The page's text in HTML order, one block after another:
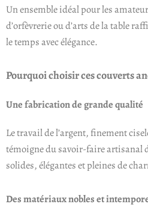
Un ensemble idéal pour les
d’orfèvrerie ou d’arts de la table
le temps avec élégance.
Pourquoi choisir ces couverts
Une fabrication de grande qualité
Le travail de l’argent, finement
témoigne du savoir-faire artisanal
solides, élégantes et pleines de
Des matériaux nobles et